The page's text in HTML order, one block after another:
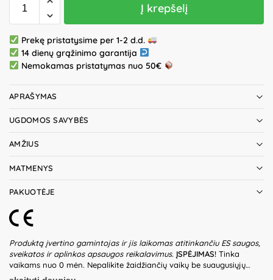
Į krepšelį
Prekę pristatysime per 1-2 d.d.
14 dienų grąžinimo garantija
Nemokamas pristatymas nuo 50€
APRAŠYMAS
UGDOMOS SAVYBĖS
AMŽIUS
MATMENYS
PAKUOTĖJE
Produktą įvertino gamintojas ir jis laikomas atitinkančiu ES saugos,
sveikatos ir aplinkos apsaugos reikalavimus. ĮSPĖJIMAS! Tinka
vaikams nuo 0 mėn. Nepalikite žaidžiančių vaikų be suaugusiųjų
priežiūros. Žaislą dezinfekuoti galite palaikant jį 2-3 min.